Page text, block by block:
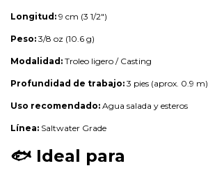
Longitud: 9 cm (3 1/2")
Peso: 3/8 oz (10.6 g)
Modalidad: Troleo ligero / Casting
Profundidad de trabajo: 3 pies (aprox. 0.9 m)
Uso recomendado: Agua salada y esteros
Línea: Saltwater Grade
🐟 Ideal para